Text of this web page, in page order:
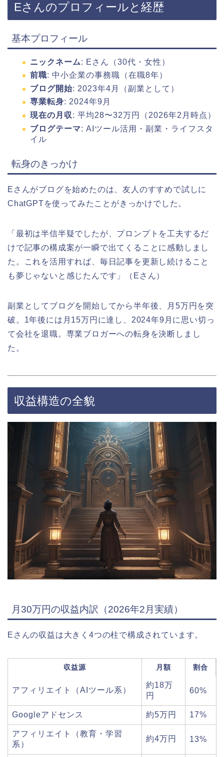
Eさんのプロフィールと経歴
基本プロフィール
ニックネーム: Eさん（30代・女性）
前職: 中小企業の事務職（在職8年）
ブログ開始: 2023年4月（副業として）
専業転身: 2024年9月
現在の月収 : 平均28〜32万円（2026年2月時点）
ブログテーマ: AIツール活用・副業・ライフスタ
イル
転身のきっかけ
Eさんがブログを始めたのは、友人のすすめで試しに
ChatGPTを使ってみたことがきっかけでした。
「最初は半信半疑でしたが、プロンプトを工夫するだ
けで記事の構成案が一瞬で出てくることに感動しまし
た。これを活用すれば、毎日記事を更新し続けること
も夢じゃないと感じたんです」（Eさん）
副業としてブログを開始してから半年後、月5万円を突
破。1年後には月15万円に達し、2024年9月に思い切っ
て会社を退職。専業ブロガーへの転身を決断しまし
た。
収益構造の全貌
月30万円の収益内訳（2026年2月実績）
Eさんの収益は大きく4つの柱で構成されています。
収益源 月額 割合
アフィリエイト（AIツール系）
約18万
円
60%
Googleアドセンス 約5万円 17%
アフィリエイト（教育・学習
系）
約4万円 13%